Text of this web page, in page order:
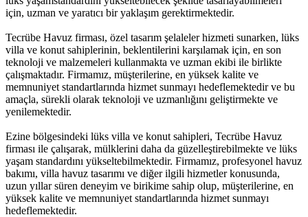
için, uzman ve yaratıcı bir yaklaşım gerektirmektedir.
Tecrübe Havuz firması, özel tasarım şelaleler hizmeti sunarken, lüks
villa ve konut sahiplerinin, beklentilerini karşılamak için, en son
teknoloji ve malzemeleri kullanmakta ve uzman ekibi ile birlikte
çalışmaktadır. Firmamız, müşterilerine, en yüksek kalite ve
memnuniyet standartlarında hizmet sunmayı hedeflemektedir ve bu
amaçla, sürekli olarak teknoloji ve uzmanlığını geliştirmekte ve
yenilemektedir.
Ezine bölgesindeki lüks villa ve konut sahipleri, Tecrübe Havuz
firması ile çalışarak, mülklerini daha da güzelleştirebilmekte ve lüks
yaşam standardını yükseltebilmektedir. Firmamız, profesyonel havuz
bakımı, villa havuz tasarımı ve diğer ilgili hizmetler konusunda,
uzun yıllar süren deneyim ve birikime sahip olup, müşterilerine, en
yüksek kalite ve memnuniyet standartlarında hizmet sunmayı
hedeflemektedir.